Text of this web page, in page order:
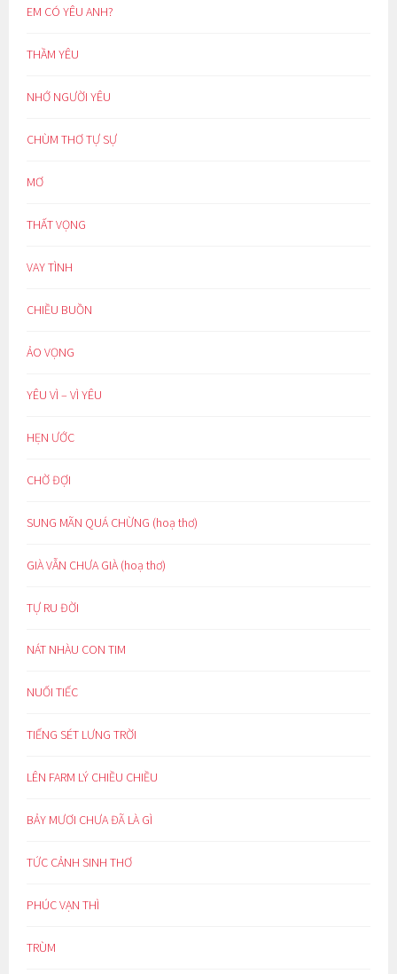
EM CÓ YÊU ANH?
THẦM YÊU
NHỚ NGƯỜI YÊU
CHÙM THƠ TỰ SỰ
MƠ
THẤT VỌNG
VAY TÌNH
CHIỀU BUỒN
ẢO VỌNG
YÊU VÌ – VÌ YÊU
HẸN ƯỚC
CHỜ ĐỢI
SUNG MÃN QUÁ CHỪNG (hoạ thơ)
GIÀ VẪN CHƯA GIÀ (hoạ thơ)
TỰ RU ĐỜI
NÁT NHÀU CON TIM
NUỐI TIẾC
TIẾNG SÉT LƯNG TRỜI
LÊN FARM LÝ CHIỀU CHIỀU
BẢY MƯƠI CHƯA ĐÃ LÀ GÌ
TỨC CẢNH SINH THƠ
PHÚC VẠN THÌ
TRÙM